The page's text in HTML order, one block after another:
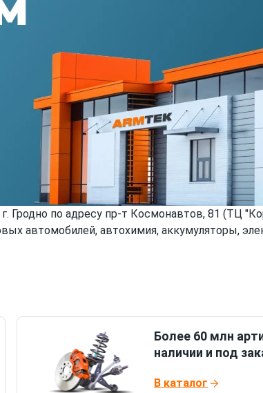
Гродно по адресу пр-т Космонавтов, 81 (ТЦ
автомобилей, автохимия, аккумуляторы,
Более 60 млн
наличии и под
В каталог